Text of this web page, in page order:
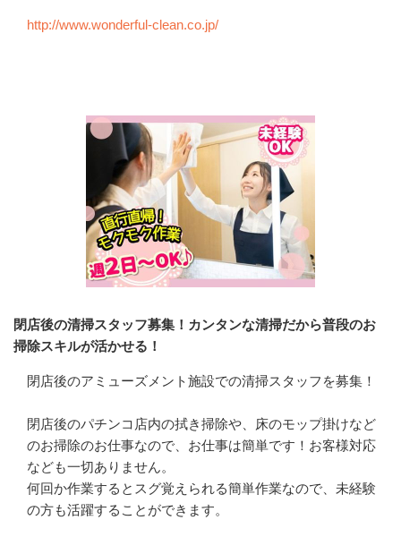
http://www.wonderful-clean.co.jp/
閉店後の清掃スタッフ募集！カンタンな清掃だから普段のお
掃除スキルが活かせる！
閉店後のアミューズメント施設での清掃スタッフを募集！
閉店後のパチンコ店内の拭き掃除や、床のモップ掛けなど
のお掃除のお仕事なので、お仕事は簡単です！お客様対応
なども一切ありません。
何回か作業するとスグ覚えられる簡単作業なので、未経験
の方も活躍することができます。